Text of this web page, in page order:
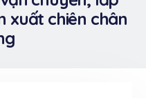
xuất chiên chân